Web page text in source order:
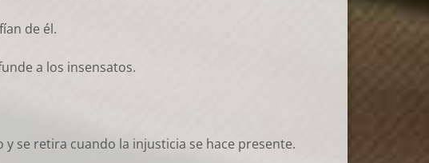
de él.
a los insensatos.
se retira cuando la injusticia se hace presente.